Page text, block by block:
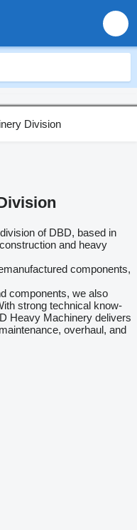
of DBD, based in
and heavy
components,
components, we also
strong technical know-
Heavy Machinery delivers
overhaul, and